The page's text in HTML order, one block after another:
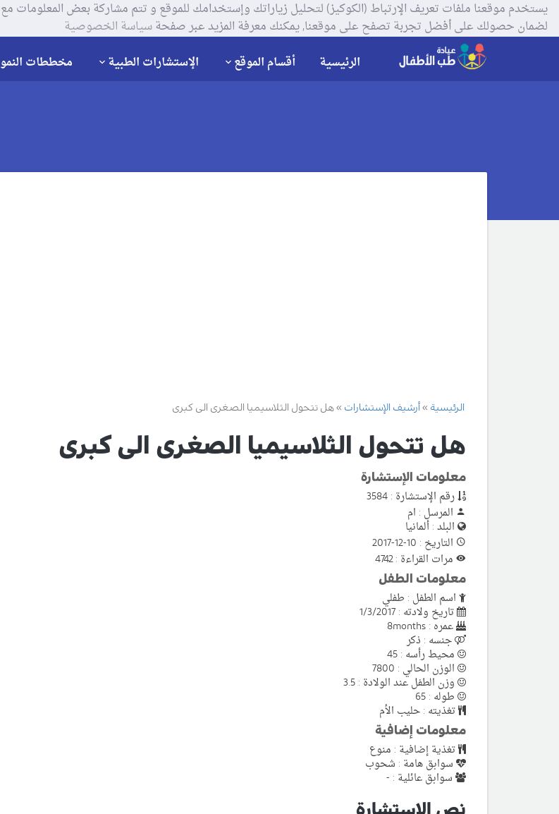
لضمان حصولك على أفضل تجربة تصفح على موقعنا, يمكنك معرفة المزيد عبر صفحةسياسة الخصوصية
الرئيسية أقسام الموقع الإستشارات الطبية مخططات النمو
الرئيسية أرشيف الإستشارات هل تتحول الثلاسيميا الصغرى الى كبرى
هل تتحول الثلاسيميا الصغرى الى كبرى
معلومات الإستشارة
رقم الإستشارة : 3584
المرسل : ام
البلد : ألمانيا
التاريخ : 10-12-2017
مرات القراءة : 4742
معلومات الطفل
اسم الطفل : طفلي
تاريخ ولادته : 1/3/2017
عمره : 8months
جنسه : ذكر
محيط رأسه : 45
الوزن الحالي : 7800
وزن الطفل عند الولادة : 3.5
طوله : 65
تغذيته : حليب الأم
معلومات إضافية
تغذية إضافية : منوع
سوابق هامة : شحوب
سوابق عائلية : -
نص الإستشارة